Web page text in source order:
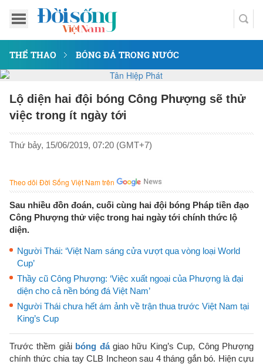
THỂ THAO BÓNG ĐÁ TRONG NƯỚC
Lộ diện hai đội bóng Công Phượng sẽ thử
việc trong ít ngày tới
Thứ bảy, 15/06/2019, 07:20 (GMT+7)
Theo dõi Đời Sống Việt Nam trên
Sau nhiều đồn đoán, cuối cùng hai đội bóng Pháp tiền đạo
Công Phượng thử việc trong hai ngày tới chính thức lộ
diện.
Người Thái: ‘Việt Nam sáng cửa vượt qua vòng loại World
Cup’
Thầy cũ Công Phượng: ‘Việc xuất ngoại của Phượng là đại
diện cho cả nền bóng đá Việt Nam’
Người Thái chưa hết ám ảnh về trận thua trước Việt Nam tại
King’s Cup
Trước thềm giải bóng đágiao hữu King’s Cup, Công Phượng
chính thức chia tay CLB Incheon sau 4 tháng gắn bó. Hiện cựu